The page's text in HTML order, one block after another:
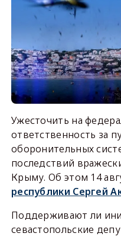
Ужесточить на
ответственность за
оборонительных
последствий
Крыму. Об этом 14
республики Сергей
Поддерживают ли
севастопольские